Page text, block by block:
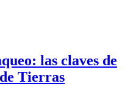
las claves de
Tierras